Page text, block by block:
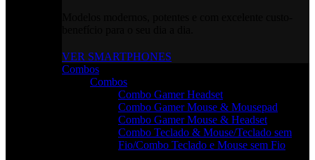
VER SMARTPHONES
Combos
Combos
Combo Gamer Headset
Combo Gamer Mouse & Mousepad
Combo Gamer Mouse & Headset
Combo Teclado & Mouse/Teclado sem
Fio/Combo Teclado e Mouse sem Fio